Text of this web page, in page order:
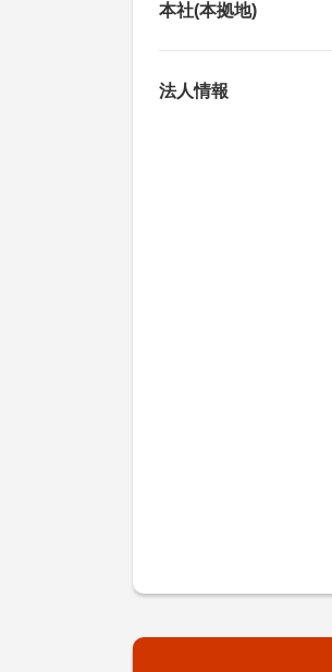
本社(本拠地)
法人情報